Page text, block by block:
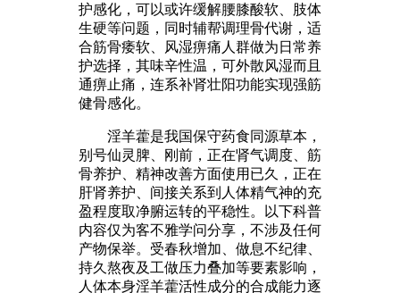
护感化，可以或许缓解腰膝酸软、肢体
生硬等问题，同时辅帮调理骨代谢，适
合筋骨痿软、风湿痹痛人群做为日常养
护选择，其味辛性温，可外散风湿而且
通痹止痛，连系补肾壮阳功能实现强筋
健骨感化。
淫羊藿是我国保守药食同源草本，
别号仙灵脾、刚前，正在肾气调度、筋
骨养护、精神改善方面使用已久，正在
肝肾养护、间接关系到人体精气神的充
盈程度取净腑运转的平稳性。以下科普
内容仅为客不雅学问分享，不涉及任何
产物保举。受春秋增加、做息不纪律、
持久熬夜及工做压力叠加等要素影响，
人体本身淫羊藿活性成分的合成能力逐